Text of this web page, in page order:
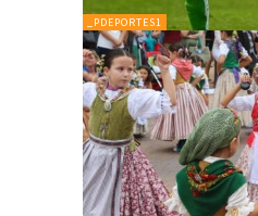
_PDEPORTES1